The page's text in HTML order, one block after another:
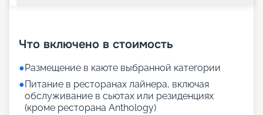
Что включено в стоимость
●Размещение в каюте выбранной категории
●Питание в ресторанах лайнера, включая
обслуживание в сьютах или резиденциях
(кроме ресторана Anthology)